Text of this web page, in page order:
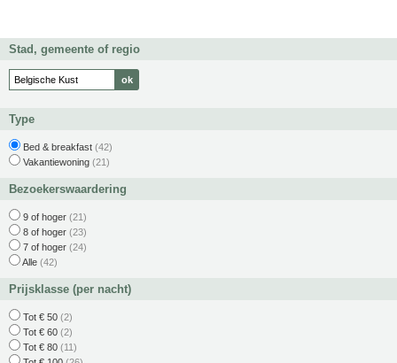
Stad, gemeente of regio
Type
Bed & breakfast (42)
Vakantiewoning (21)
Bezoekerswaardering
9 of hoger (21)
8 of hoger (23)
7 of hoger (24)
Alle (42)
Prijsklasse (per nacht)
Tot € 50 (2)
Tot € 60 (2)
Tot € 80 (11)